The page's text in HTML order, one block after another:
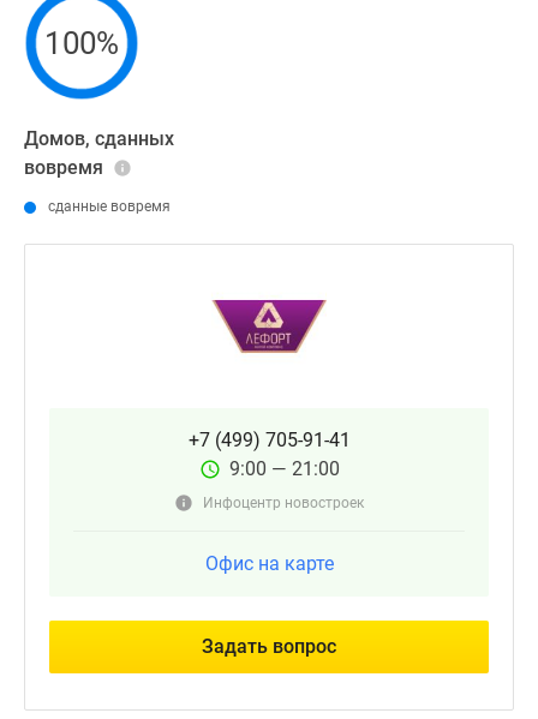
100%
Домов, сданных
вовремя
сданные вовремя
+7 (499) 705-91-41
9:00 — 21:00
Инфоцентр новостроек
Офис на карте
Задать вопрос